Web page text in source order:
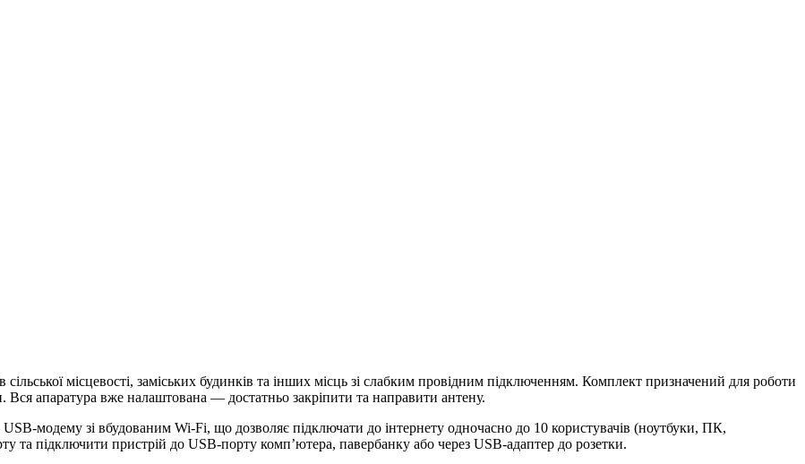
сільської місцевості, заміських будинків та інших місць зі слабким провідним підключенням. Комплект призначений для роботи
апаратура вже налаштована — достатньо закріпити та направити антену.
зі вбудованим Wi‑Fi, що дозволяє підключати до інтернету одночасно до 10 користувачів (ноутбуки, ПК,
та підключити пристрій до USB‑порту комп’ютера, павербанку або через USB‑адаптер до розетки.